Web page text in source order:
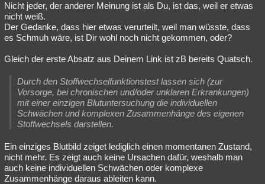
Nicht jeder, der anderer Meinung ist als Du, ist das, weil er etwas
nicht weiß.
Der Gedanke, dass hier etwas verurteilt, weil man wüsste, dass
es Schmuh wäre, ist Dir wohl noch nicht gekommen, oder?
Gleich der erste Absatz aus Deinem Link ist zB bereits Quatsch.
Durch den Stoffwechselfunktionstest lassen sich (zur
Vorsorge, bei chronischen und/oder unklaren Erkrankungen)
mit einer einzigen Blutuntersuchung die individuellen
Schwächen und komplexen Zusammenhänge des eigenen
Stoffwechsels darstellen.
Ein einziges Blutbild zeiget lediglich einen momentanen Zustand,
nicht mehr. Es zeigt auch keine Ursachen dafür, weshalb man
auch keine individuellen Schwächen oder komplexe
Zusammenhänge daraus ableiten kann.